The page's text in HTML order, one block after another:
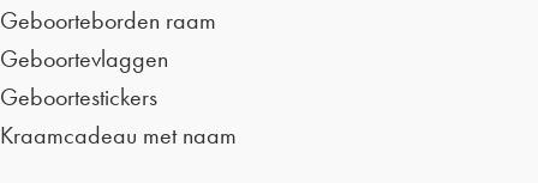
Geboorteborden raam
Geboortevlaggen
Geboortestickers
Kraamcadeau met naam